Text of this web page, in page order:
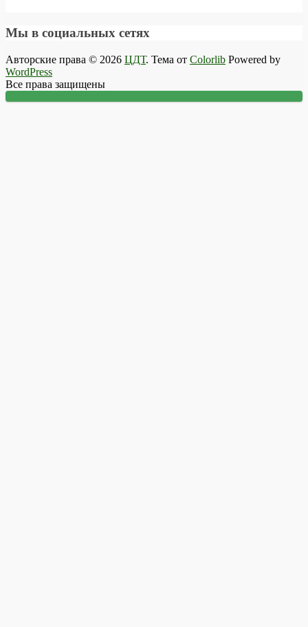
Мы в социальных сетях
Авторские права © 2026 ЦДТ. Тема от Colorlib Powered by
WordPress
Все права защищены